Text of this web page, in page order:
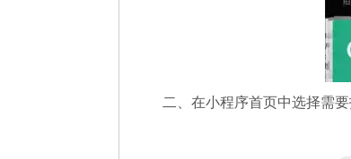
二、在小程序首页中选择需